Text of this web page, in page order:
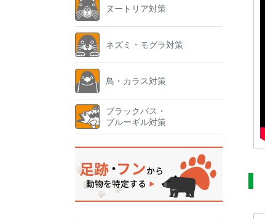
ヌートリア対策
ネズミ・モグラ対策
鳥・カラス対策
ブラックバス・
ブルーギル対策